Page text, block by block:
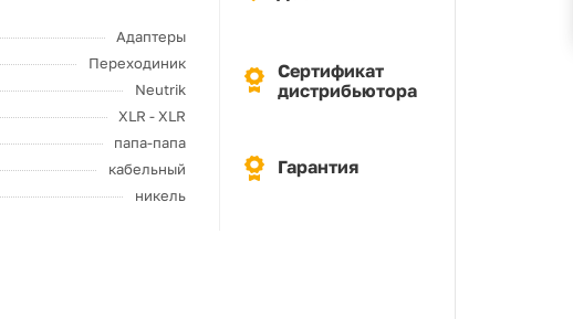
Адаптеры
Переходиник
Neutrik
XLR - XLR
папа-папа
кабельный
никель
Сертификат
дистрибьютора
Гарантия